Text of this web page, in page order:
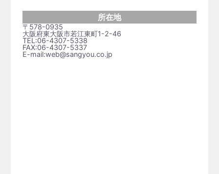
所在地
〒578-0935
大阪府東大阪市若江東町1-2-46
TEL:06-4307-5338
FAX:06-4307-5337
E-mail:web@sangyou.co.jp